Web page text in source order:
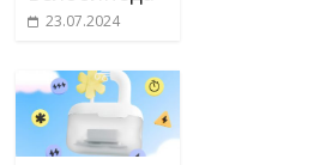
23.07.2024